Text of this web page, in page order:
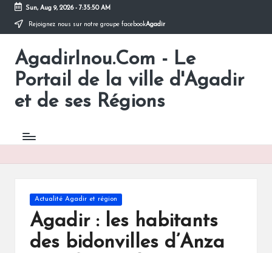
Skip
content
Sun, Aug 9, 2026- 7:35:51 AM
Rejoignez nous sur notre groupe facebookAgadir
AgadirInou.Com - Le
Portail de la ville d'Agadir
et de ses Régions
Toute
l'actualité
ville
en
un
Posted
Actualité Agadir et région
Agadir : les habitants
des bidonvilles d’Anza